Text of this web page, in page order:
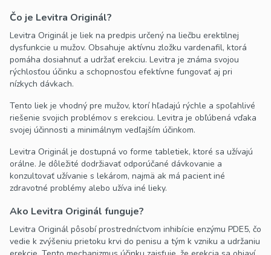
Čo je Levitra Originál?
Levitra Originál je liek na predpis určený na liečbu erektilnej
dysfunkcie u mužov. Obsahuje aktívnu zložku vardenafil, ktorá
pomáha dosiahnuť a udržať erekciu. Levitra je známa svojou
rýchlosťou účinku a schopnosťou efektívne fungovať aj pri
nízkych dávkach.
Tento liek je vhodný pre mužov, ktorí hľadajú rýchle a spoľahlivé
riešenie svojich problémov s erekciou. Levitra je obľúbená vďaka
svojej účinnosti a minimálnym vedľajším účinkom.
Levitra Originál je dostupná vo forme tabletiek, ktoré sa užívajú
orálne. Je dôležité dodržiavať odporúčané dávkovanie a
konzultovať užívanie s lekárom, najmä ak má pacient iné
zdravotné problémy alebo užíva iné lieky.
Ako Levitra Originál funguje?
Levitra Originál pôsobí prostredníctvom inhibície enzýmu PDE5, čo
vedie k zvýšeniu prietoku krvi do penisu a tým k vzniku a udržaniu